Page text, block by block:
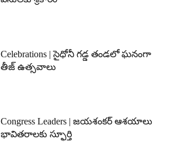
Celebrations | సైధోనీ గడ్డ తండలో ఘనంగా
తీజ్ ఉత్సవాలు
Congress Leaders | జయశంకర్ ఆశయాలు
భావితరాలకు స్ఫూర్తి